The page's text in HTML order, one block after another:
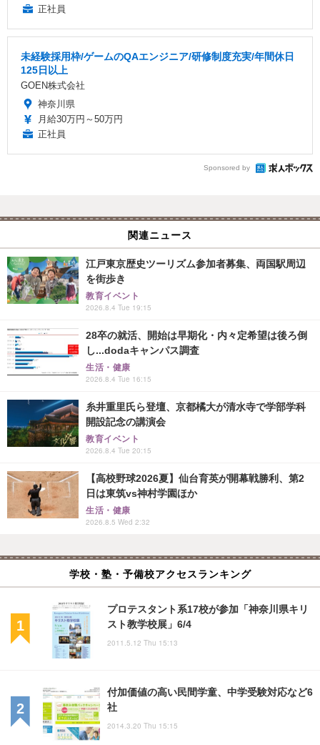
正社員
未経験採用枠/ゲームのQAエンジニア/研修制度充実/年間休日
125日以上
GOEN株式会社
神奈川県
月給30万円～50万円
正社員
Sponsored by
関連ニュース
江戸東京歴史ツーリズム参加者募集、両国駅周辺
を街歩き
教育イベント
2026.8.4 Tue 19:15
28卒の就活、開始は早期化・内々定希望は後ろ倒
し...dodaキャンパス調査
生活・健康
2026.8.4 Tue 16:15
糸井重里氏ら登壇、京都橘大が清水寺で学部学科
開設記念の講演会
教育イベント
2026.8.4 Tue 20:15
【高校野球2026夏】仙台育英が開幕戦勝利、第2
日は東筑vs神村学園ほか
生活・健康
2026.8.5 Wed 2:32
学校・塾・予備校アクセスランキング
プロテスタント系17校が参加「神奈川県キリ
スト教学校展」6/4
2011.5.12 Thu 15:13
付加価値の高い民間学童、中学受験対応など6
社
2014.3.20 Thu 15:15